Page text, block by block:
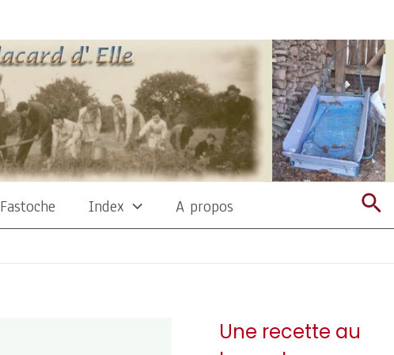
Fastoche Index A propos
Une recette au